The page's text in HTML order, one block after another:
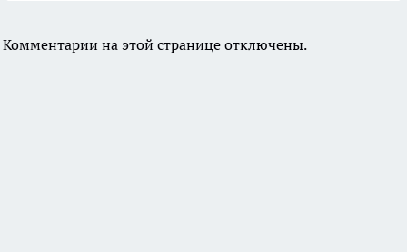
Комментарии на этой странице отключены.